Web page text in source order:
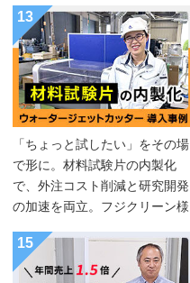
13
「ちょっと試したい」をその場
で形に。材料試験片の内製化
で、外注コスト削減と研究開発
の加速を両立。フジクリーン様
15